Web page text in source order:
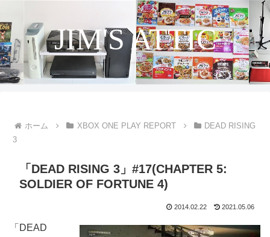
JIM'S ATTIC
ホーム XBOX ONE PLAY REPORT
DEAD RISING
3
「DEAD RISING 3」#17(CHAPTER 5:
SOLDIER OF FORTUNE 4)
2014.02.22 2021.05.06
「DEAD